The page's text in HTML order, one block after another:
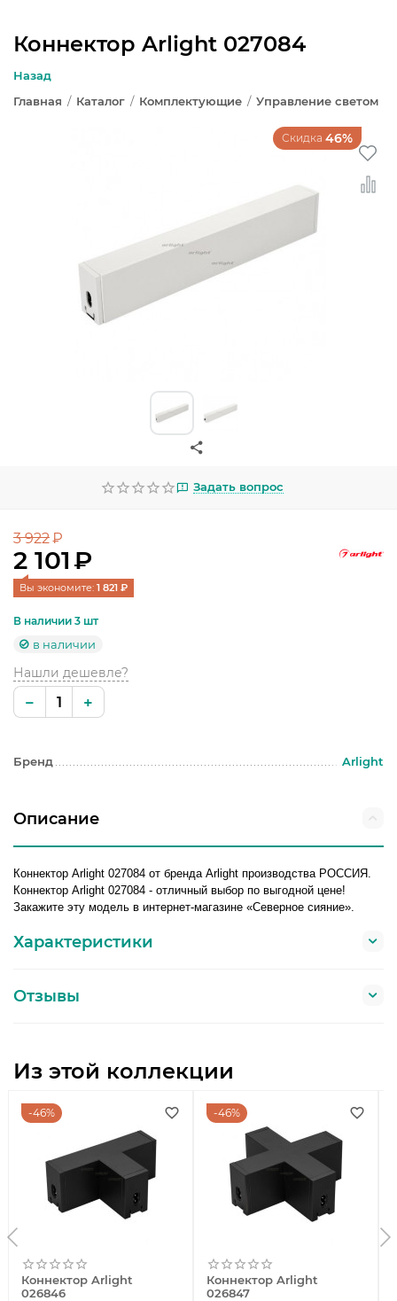
Коннектор Arlight 027084
Назад
Главная / Каталог / Комплектующие / Управление светом
Скидка 46%
Задать вопрос
3 922₽
2 101₽
Вы экономите: 1 821 ₽
В наличии 3 шт
в наличии
Нашли дешевле?
+
−
Бренд Arlight
Описание
Коннектор Arlight 027084 от бренда Arlight производства РОССИЯ.
Коннектор Arlight 027084 - отличный выбор по выгодной цене!
Закажите эту модель в интернет-магазине «Северное сияние».
Характеристики
Отзывы
Из этой коллекции
46%
Коннектор Arlight
026846
46%
Коннектор Arlight
026847
ЛЮСТРЫ
СВЕТИЛЬНИКИ КАК В ИКЕА
ТРЕКОВЫЕ СИСТЕМЫ
УЛИЧНОЕ ОСВЕЩЕНИЕ
ОФИСНОЕ ОСВЕЩЕНИЕ
СВЕТОДИОДНАЯ ПОДСВЕТКА
ЭЛЕКТРОТОВАРЫ
КОМПЛЕКТУЮЩИЕ
ПРЕДМЕТЫ ИНТЕРЬЕРА
НОВОГОДНИЕ ТОВАРЫ